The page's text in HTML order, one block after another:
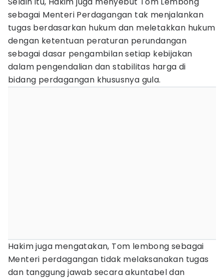
sebagai Menteri Perdagangan tak menjalankan
tugas berdasarkan hukum dan meletakkan hukum
dengan ketentuan peraturan perundangan
sebagai dasar pengambilan setiap kebijakan
dalam pengendalian dan stabilitas harga di
bidang perdagangan khususnya gula.
Hakim juga mengatakan, Tom lembong sebagai
Menteri perdagangan tidak melaksanakan tugas
dan tanggung jawab secara akuntabel dan